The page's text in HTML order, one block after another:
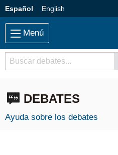
Saltar al contenido principal
Idioma:
Español English
Menú
Buscador
Buscar
DEBATES
Ayuda sobre los debates